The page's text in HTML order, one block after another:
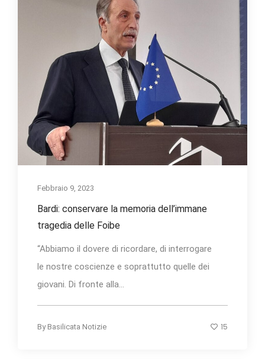
Febbraio 9, 2023
Bardi: conservare la memoria dell’immane
tragedia delle Foibe
“Abbiamo il dovere di ricordare, di interrogare
le nostre coscienze e soprattutto quelle dei
giovani. Di fronte alla...
By Basilicata Notizie 15